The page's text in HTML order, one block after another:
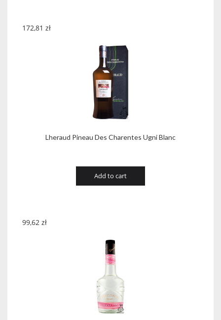
Lheraud Pineau Des Charentes Ugni Blanc
172,81 zł
Add to cart
99,62 zł